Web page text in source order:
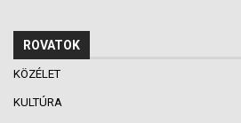
ROVATOK
KÖZÉLET
KULTÚRA